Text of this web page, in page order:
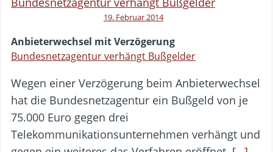
19. Februar 2014
Anbieterwechsel mit Verzögerung
Bundesnetzagentur verhängt Bußgelder
Wegen einer Verzögerung beim Anbieterwechsel
hat die Bundesnetzagentur ein Bußgeld von je
75.000 Euro gegen drei
Telekommunikationsunternehmen verhängt und